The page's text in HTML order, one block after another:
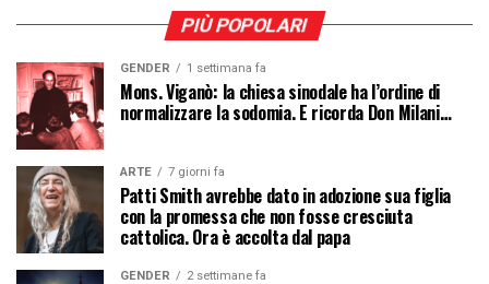
PIÙ POPOLARI
GENDER 1 settimana fa
Mons. Viganò: la chiesa sinodale ha l’ordine di
normalizzare la sodomia. E ricorda Don Milani…
ARTE 7 giorni fa
Patti Smith avrebbe dato in adozione sua figlia
con la promessa che non fosse cresciuta
cattolica. Ora è accolta dal papa
GENDER 2 settimane fa